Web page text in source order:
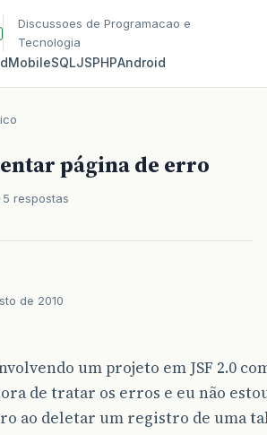
Discussoes de Programacao e
Tecnologia
MobileSQLJSPHPAndroid
página de erro
5 respostas
de 2010
um projeto em JSF 2.0
de tratar os erros e eu não
ao deletar um registro de uma